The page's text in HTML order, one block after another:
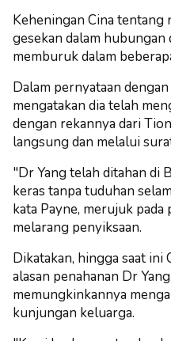
Keheningan Cina tentang
gesekan dalam
memburuk dalam
Dalam pernyataan
mengatakan dia telah
dengan rekannya dari
langsung dan melalui
"Dr Yang telah ditahan di
keras tanpa tuduhan
kata Payne, merujuk
melarang penyiksaan.
Dikatakan, hingga saat ini
alasan penahanan Dr
memungkinkannya
kunjungan keluarga.